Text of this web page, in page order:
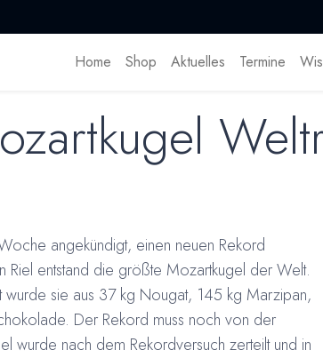
Home Shop Aktuelles Termine
angekündigt, einen neuen Rekord
Riel entstand die größte Mozartkugel der Welt.
sie aus 37 kg Nougat, 145 kg Marzipan,
Der Rekord muss noch von der
wurde nach dem Rekordversuch zerteilt und in